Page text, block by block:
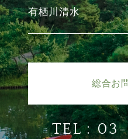
有栖川清水
総合お
TEL :03-